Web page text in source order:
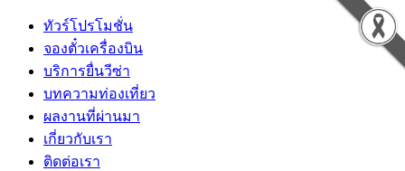
ทัวร์โปรโมชั่น
จองตั๋วเครื่องบิน
บริการยื่นวีซ่า
บทความท่องเที่ยว
ผลงานที่ผ่านมา
เกี่ยวกับเรา
ติดต่อเรา